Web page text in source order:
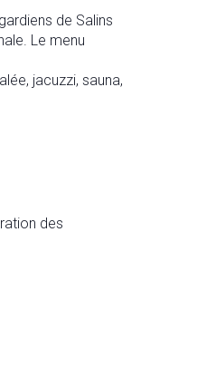
de Salins
Le menu
jacuzzi, sauna,
des